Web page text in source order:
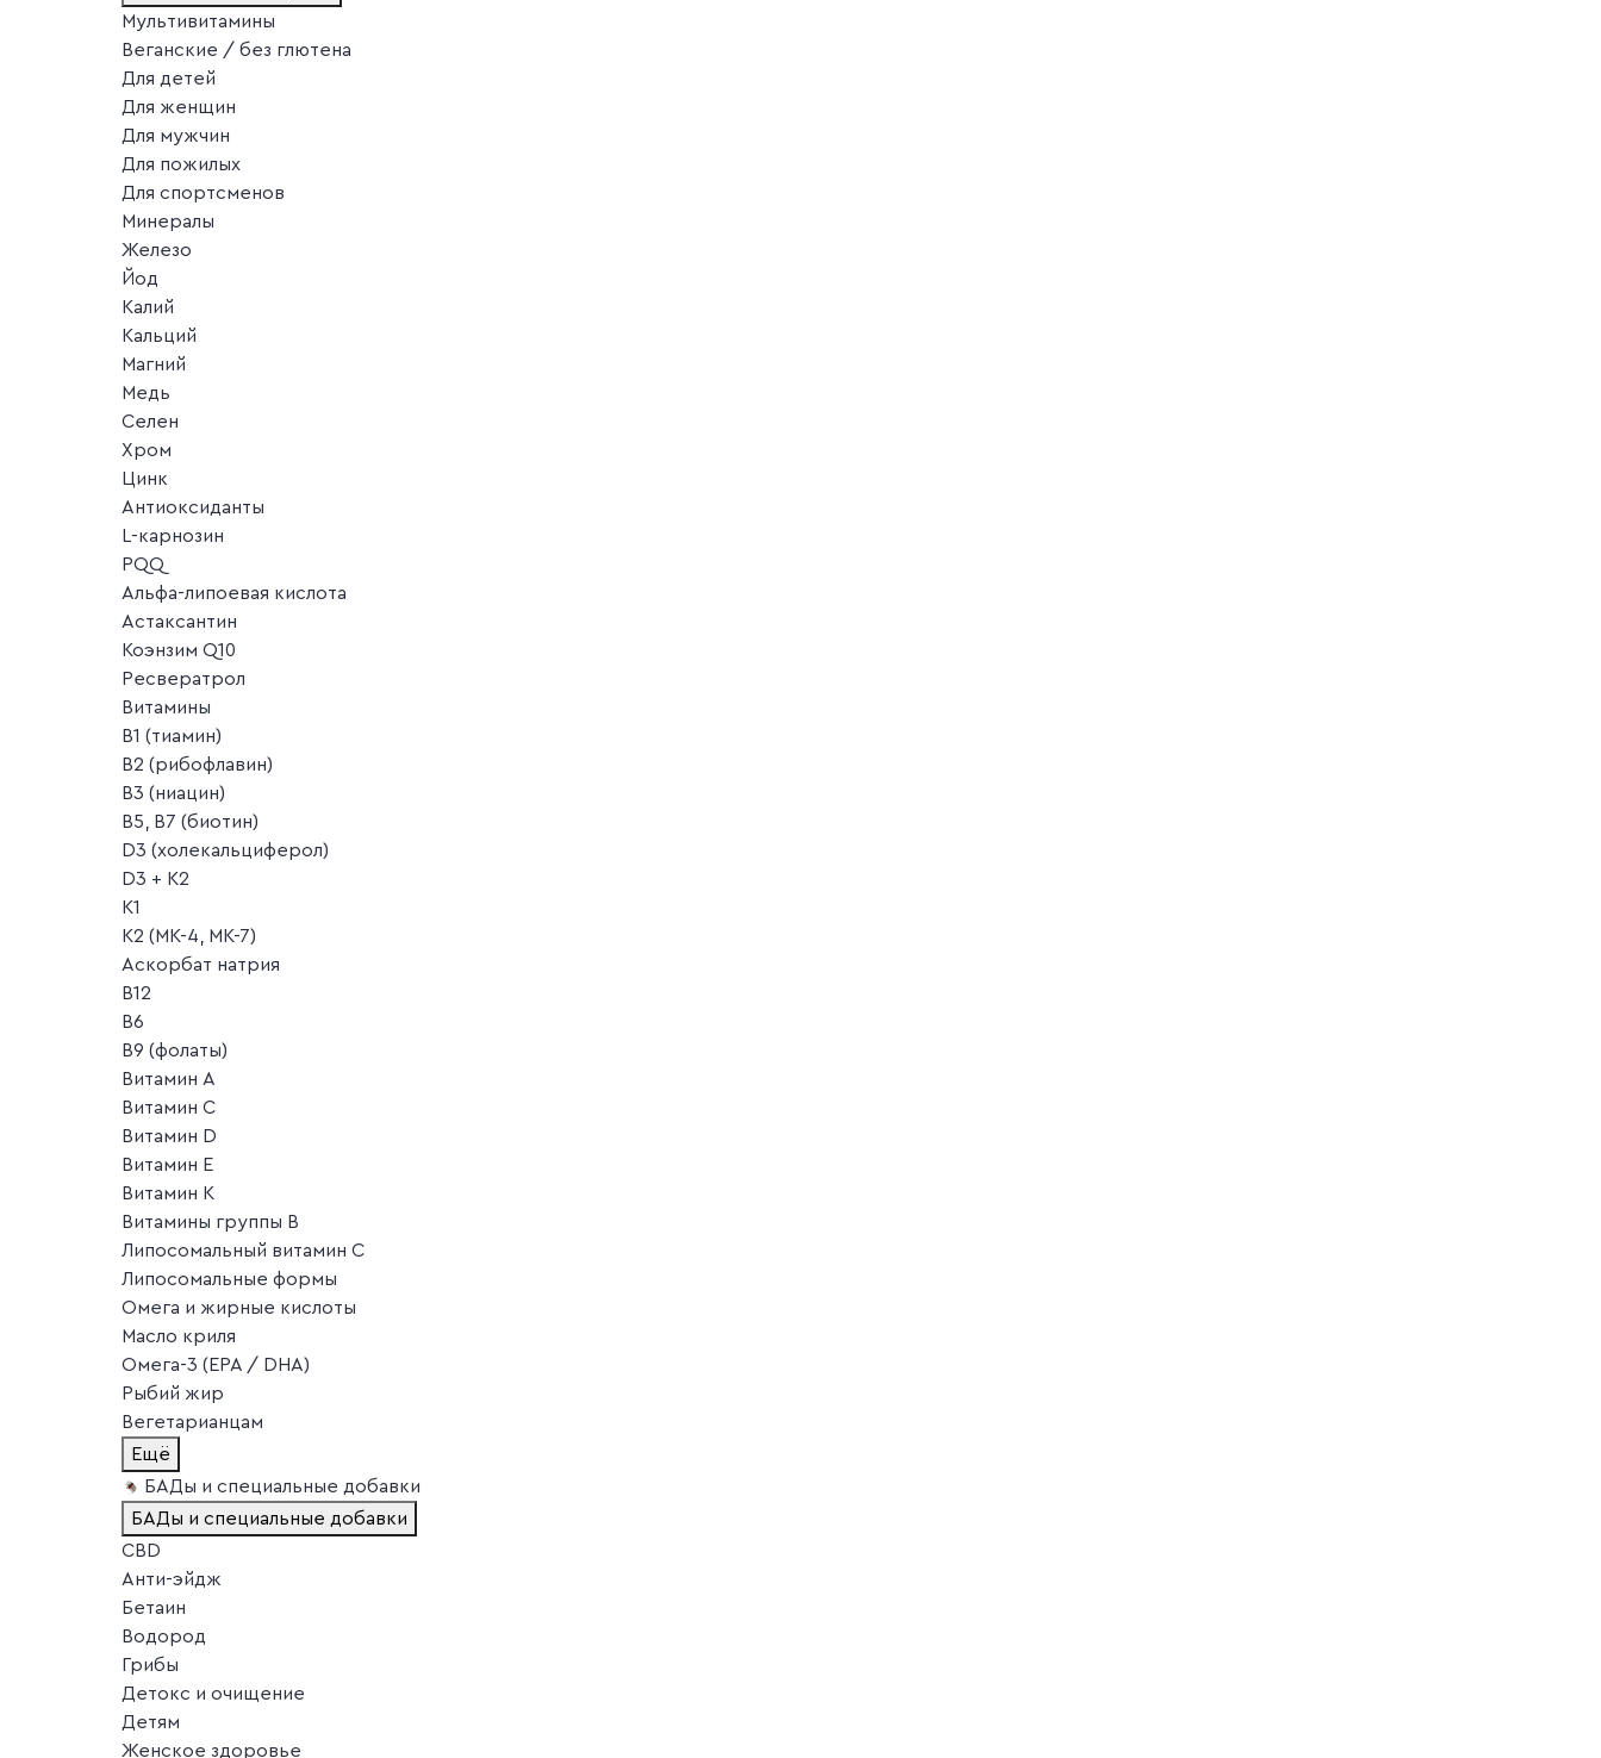
Мультивитамины
Веганские / без глютена
Для детей
Для женщин
Для мужчин
Для пожилых
Для спортсменов
Минералы
Железо
Йод
Калий
Кальций
Магний
Медь
Селен
Хром
Цинк
Антиоксиданты
L-карнозин
PQQ
Альфа-липоевая кислота
Астаксантин
Коэнзим Q10
Ресвератрол
Витамины
B1 (тиамин)
B2 (рибофлавин)
B3 (ниацин)
B5, B7 (биотин)
D3 (холекальциферол)
D3 + K2
K1
K2 (MK-4, MK-7)
Аскорбат натрия
В12
В6
В9 (фолаты)
Витамин A
Витамин C
Витамин D
Витамин E
Витамин K
Витамины группы B
Липосомальный витамин C
Липосомальные формы
Омега и жирные кислоты
Масло криля
Омега-3 (EPA / DHA)
Рыбий жир
Вегетарианцам
Ещё
БАДы и специальные добавки
БАДы и специальные добавки
CBD
Анти-эйдж
Бетаин
Водород
Грибы
Детокс и очищение
Детям
Женское здоровье